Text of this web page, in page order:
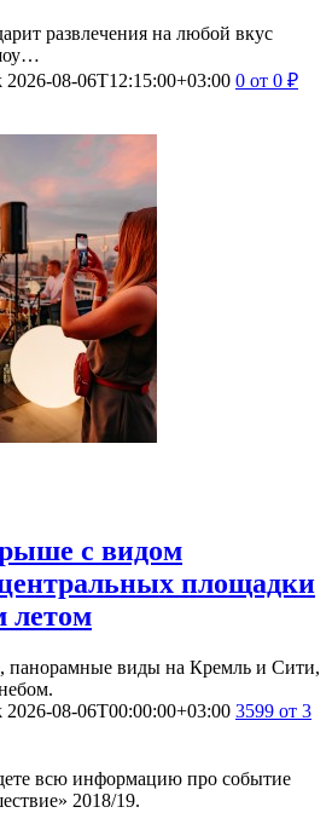
развлечения на любой вкус
2026-08-06T12:15:00+03:00 0 от 0 ₽
с видом
площадки
летом
панорамные виды на Кремль и Сити,
2026-08-06T00:00:00+03:00 3599 от 3
всю информацию про событие
2018/19.